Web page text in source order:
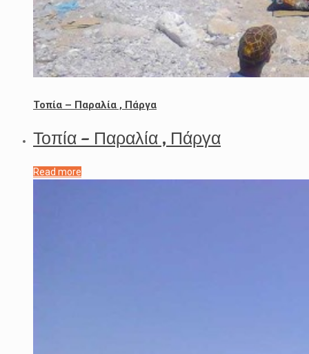
Τοπία – Παραλία , Πάργα
Τοπία – Παραλία , Πάργα
Read more